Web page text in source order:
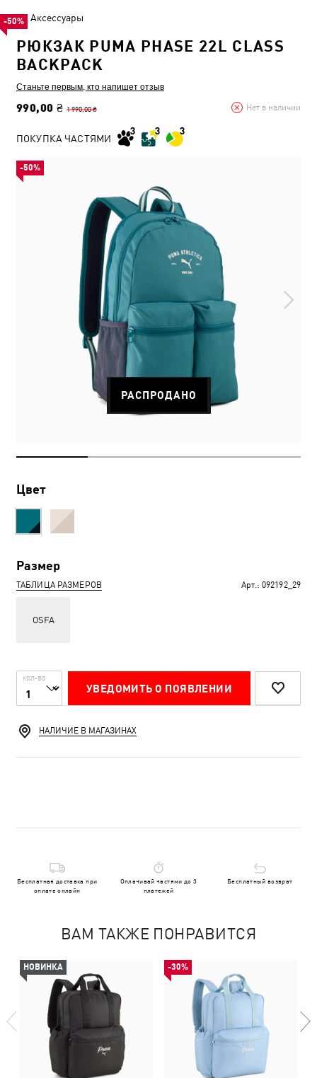
Аксессуары
РЮКЗАК PUMA PHASE 22L CLASS
BACKPACK
Станьте первым, кто напишет отзыв
990,00 ₴ 1 990,00 ₴ Нет в наличии
-50%
ПОКУПКА ЧАСТЯМИ
РАСПРОДАНО
Цвет
Размер
ТАБЛИЦА РАЗМЕРОВ Арт.: 092192_29
OSFA
КОЛ-ВО
УВЕДОМИТЬ О ПОЯВЛЕНИИ
-50%
НАЛИЧИЕ В МАГАЗИНАХ
Бесплатная доставка при
оплате онлайн
Оплачивай частями до 3
платежей
Бесплатный возврат
ВАМ ТАКЖЕ ПОНРАВИТСЯ
НОВИНКА -30%